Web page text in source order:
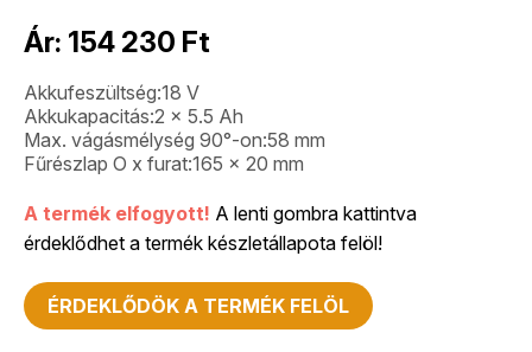
Ár: 154 230 Ft
Akkufeszültség:18 V
Akkukapacitás:2 x 5.5 Ah
Max. vágásmélység 90°-on:58 mm
Fűrészlap O x furat:165 x 20 mm
A termék elfogyott! A lenti gombra kattintva
érdeklődhet a termék készletállapota felöl!
ÉRDEKLŐDÖK A TERMÉK FELÖL